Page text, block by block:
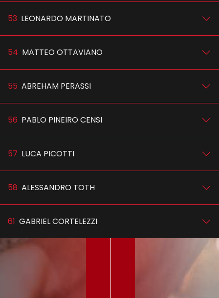
53 LEONARDO MARTINATO
54 MATTEO OTTAVIANO
55 ABREHAM PERASSI
56 PABLO PINEIRO CENSI
57 LUCA PICOTTI
58 ALESSANDRO TOTH
61 GABRIEL CORTELEZZI